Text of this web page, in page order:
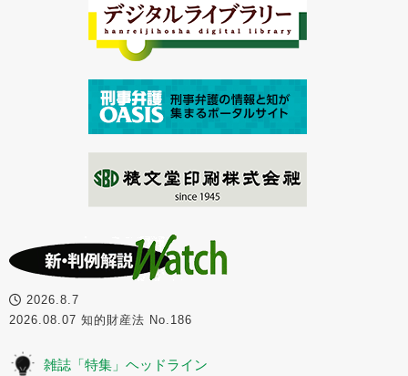
2026.8.7
2026.08.07 知的財産法 No.186
雑誌「特集」ヘッドライン